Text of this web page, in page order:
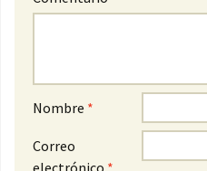
Nombre *
Correo
electrónico *